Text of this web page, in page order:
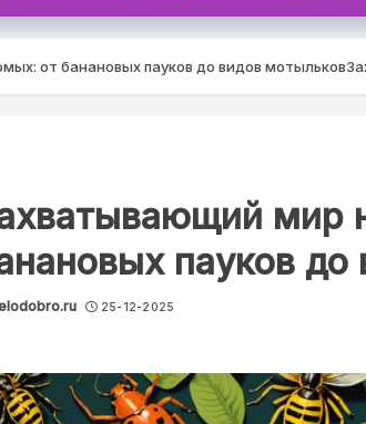
от банановых пауков до видов мотыльков
мир
пауков
25-12-2025